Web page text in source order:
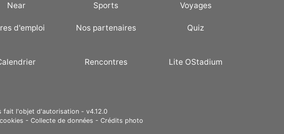
Near Sports Voyages
d'emploi Nos partenaires Quiz
Rencontres Lite OStadium
l'objet d'autorisation - v4.12.0
- Collecte de données - Crédits photo